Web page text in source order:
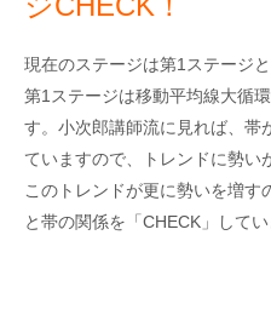
現在のステージは第1ステージと
第1ステージは移動平均線大循
す。小次郎講師流に見れば、帯
ていますので、トレンドに勢い
このトレンドが更に勢いを増す
と帯の関係を「CHECK」してい